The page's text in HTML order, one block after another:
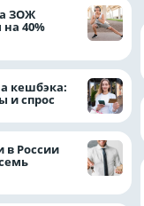
ЗОЖ
40%
кешбэка:
и спрос
России